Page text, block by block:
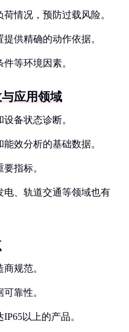
情况，预防过载风险。
供精确的动作依据。
等环境因素。
应用领域
备状态诊断。
效分析的基础数据。
指标。
电、轨道交通等领域也有
规范。
靠性。
以上的产品。